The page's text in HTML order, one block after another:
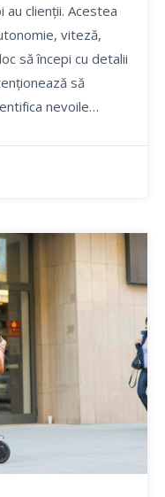
clienții. Acestea
viteză,
să începi cu detalii
să
nevoile…